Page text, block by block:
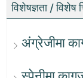
विशेषज्ञता / विशेष
अंग्रेजीमा